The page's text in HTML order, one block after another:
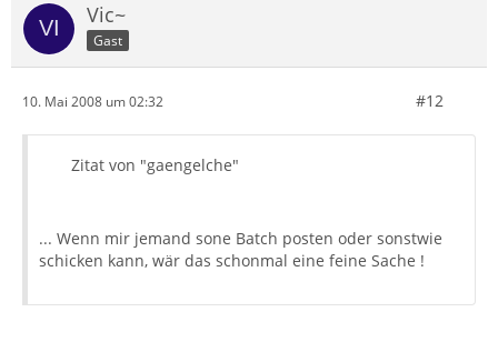
Vic~
Gast
10. Mai 2008 um 02:32 #12
Zitat von "gaengelche"
... Wenn mir jemand sone Batch posten oder sonstwie
schicken kann, wär das schonmal eine feine Sache !